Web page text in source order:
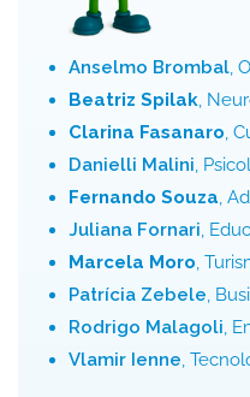
Anselmo Brombal,
Beatriz Spilak,
Clarina Fasanaro,
Danielli Malini,
Fernando Souza,
Juliana Fornari,
Marcela Moro,
Patrícia Zebele,
Rodrigo Malagoli,
Vlamir Ienne,